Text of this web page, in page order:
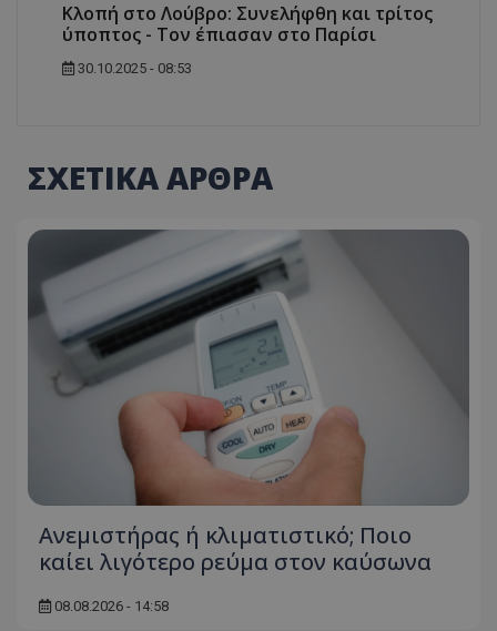
Κλοπή στο Λούβρο: Συνελήφθη και τρίτος
ύποπτος - Τον έπιασαν στο Παρίσι
30.10.2025 - 08:53
ΣΧΕΤΙΚΑ ΑΡΘΡΑ
Ανεμιστήρας ή κλιματιστικό; Ποιο
καίει λιγότερο ρεύμα στον καύσωνα
08.08.2026 - 14:58